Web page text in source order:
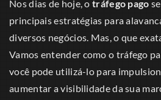
Nos dias de hoje, o tráfego pago
principais estratégias para
diversos negócios. Mas, o que
Vamos entender como o tráfego
você pode utilizá-lo para
aumentar a visibilidade da sua